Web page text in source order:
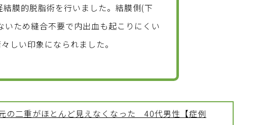
膜的脱脂術を行いました。結膜側(下
ため縫合不要で内出血も起こりにくい
しい印象になられました。
の二重がほとんど見えなくなった 40代男性【症例